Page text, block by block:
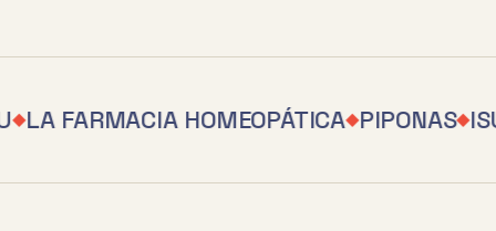
◆LA FARMACIA HOMEOPÁTICA◆PIPONAS◆